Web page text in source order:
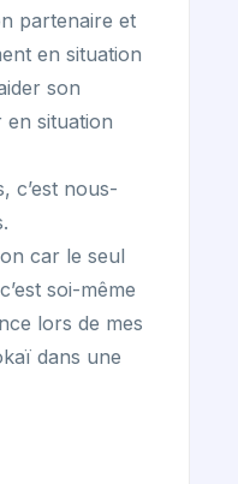
partenaire et
en situation
son
en situation
c’est nous-
car le seul
soi-même
lors de mes
dans une